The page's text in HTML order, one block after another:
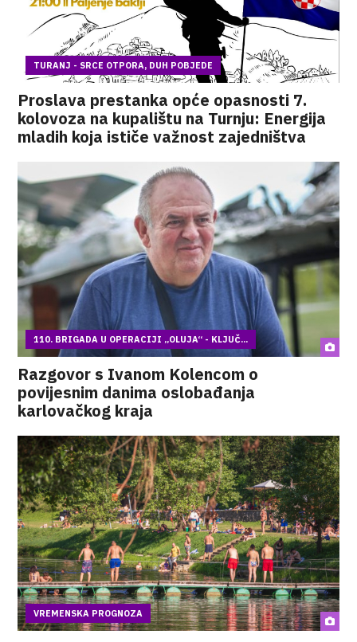
TURANJ - SRCE OTPORA, DUH POBJEDE
Proslava prestanka opće opasnosti 7.
kolovoza na kupalištu na Turnju: Energija
mladih koja ističe važnost zajedništva
110. BRIGADA U OPERACIJI „OLUJA“ - KLJUČ...
Razgovor s Ivanom Kolencom o
povijesnim danima oslobađanja
karlovačkog kraja
VREMENSKA PROGNOZA